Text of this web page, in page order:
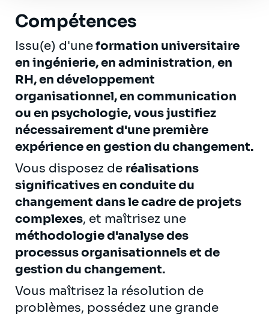
Compétences
Issu(e) d'uneformation universitaire
en ingénierie, en administration, en
RH, en développement
organisationnel, en communication
ou en psychologie, vous justifiez
nécessairement d'une première
expérience en gestion du changement.
Vous disposez de réalisations
significatives en conduite du
changement dans le cadre de projets
complexes, et maîtrisez une
méthodologie d'analyse des
processus organisationnels et de
gestion du changement.
Vous maîtrisez la résolution de
problèmes, possédez une grande